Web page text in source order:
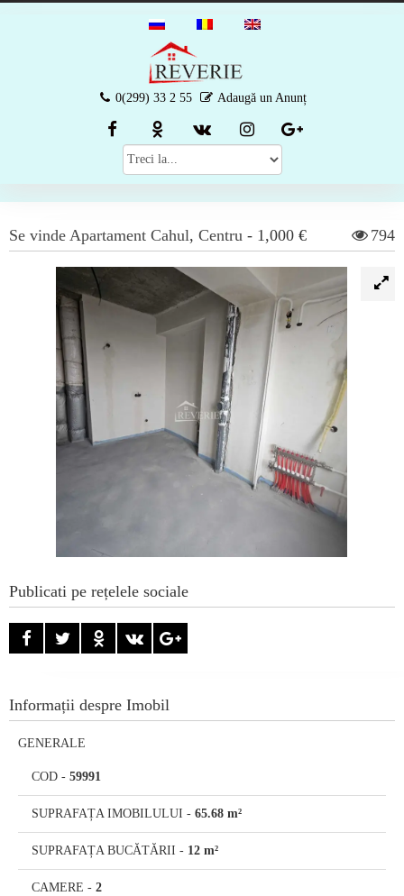
0(299) 33 2 55 Adaugă un Anunț
Se vinde Apartament Cahul, Centru - 1,000 € 794
Publicati pe rețelele sociale
Informații despre Imobil
GENERALE
COD - 59991
SUPRAFAȚA IMOBILULUI - 65.68 m²
SUPRAFAȚA BUCĂTĂRII - 12 m²
CAMERE - 2